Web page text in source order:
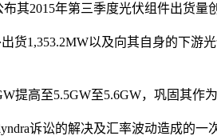
2015年第三季度光伏组件出货量
1,353.2MW以及向其自身的下游
高至5.5GW至5.6GW，巩固其作为
诉讼的解决及汇率波动造成的一